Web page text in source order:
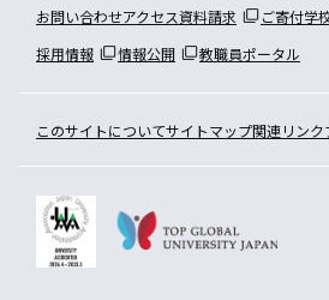
お問い合わせアクセス資料請求 ご寄付学
採用情報
情報公開 教職員ポータル
このサイトについてサイトマップ関連リンク